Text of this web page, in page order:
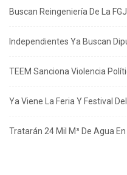
Buscan Reingeniería De La
Independientes Ya Buscan
TEEM Sanciona Violencia
Ya Viene La Feria Y Festival
Tratarán 24 Mil M³ De Agua En